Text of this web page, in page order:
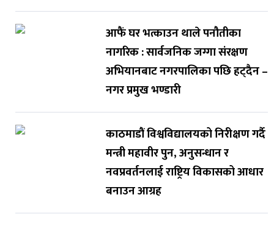
आफैं घर भत्काउन थाले पनौतीका
नागरिक : सार्वजनिक जग्गा संरक्षण
अभियानबाट नगरपालिका पछि हट्दैन –
नगर प्रमुख भण्डारी
काठमाडौं विश्वविद्यालयको निरीक्षण गर्दै
मन्त्री महावीर पुन, अनुसन्धान र
नवप्रवर्तनलाई राष्ट्रिय विकासको आधार
बनाउन आग्रह